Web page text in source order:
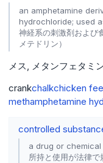
an amphetamine
hydrochloride; used
神経系の刺激剤および
メテドリン）
メス
メタンフェタミ
crankchalkchicken
methamphetamine
controlled
a drug or
所持と使用が法律